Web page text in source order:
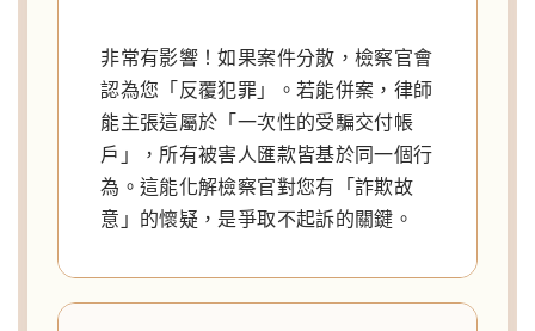
非常有影響！如果案件分散，檢察官會
認為您「反覆犯罪」。若能併案，律師
能主張這屬於「一次性的受騙交付帳
戶」，所有被害人匯款皆基於同一個行
為。這能化解檢察官對您有「詐欺故
意」的懷疑，是爭取不起訴的關鍵。